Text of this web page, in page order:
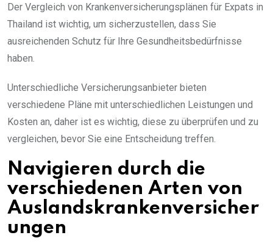
Der Vergleich von Krankenversicherungsplänen für Expats in
Thailand ist wichtig, um sicherzustellen, dass Sie
ausreichenden Schutz für Ihre Gesundheitsbedürfnisse
haben.
Unterschiedliche Versicherungsanbieter bieten
verschiedene Pläne mit unterschiedlichen Leistungen und
Kosten an, daher ist es wichtig, diese zu überprüfen und zu
vergleichen, bevor Sie eine Entscheidung treffen.
Navigieren durch die
verschiedenen Arten von
Auslandskrankenversicher
ungen